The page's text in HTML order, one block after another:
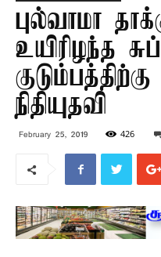
புல்வாமா
உயிரிழந்த
நிதியுதவி
February 25, 2019 426